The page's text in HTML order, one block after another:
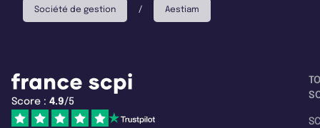
Société de gestion / Aestiam
Score : 4.9/5